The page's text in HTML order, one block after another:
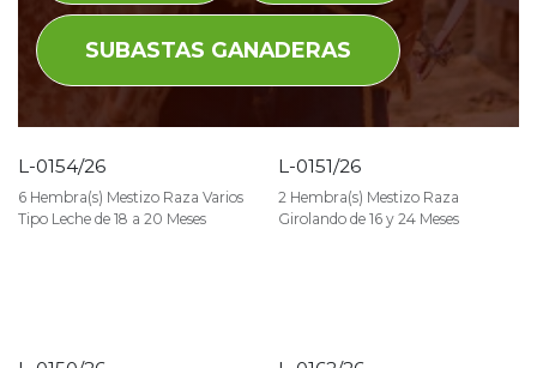
SUBASTAS GANADERAS
VENDIDO
L-0154/26
6 Hembra(s) Mestizo Raza Varios
Tipo Leche de 18 a 20 Meses
VENDIDO
L-0151/26
2 Hembra(s) Mestizo Raza
Girolando de 16 y 24 Meses